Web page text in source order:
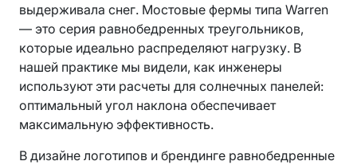
выдерживала снег. Мостовые фермы типа Warren
— это серия равнобедренных треугольников,
которые идеально распределяют нагрузку. В
нашей практике мы видели, как инженеры
используют эти расчеты для солнечных панелей:
оптимальный угол наклона обеспечивает
максимальную эффективность.
В дизайне логотипов и брендинге равнобедренные